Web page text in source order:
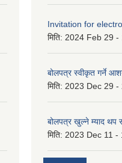
Invitation for
मिति: 2024 Feb 29 -
बोलपत्र स्वीकृत गर्ने
मिति: 2023 Dec 29 -
बोलपत्र खुल्ने म्याद थप
मिति: 2023 Dec 11 -